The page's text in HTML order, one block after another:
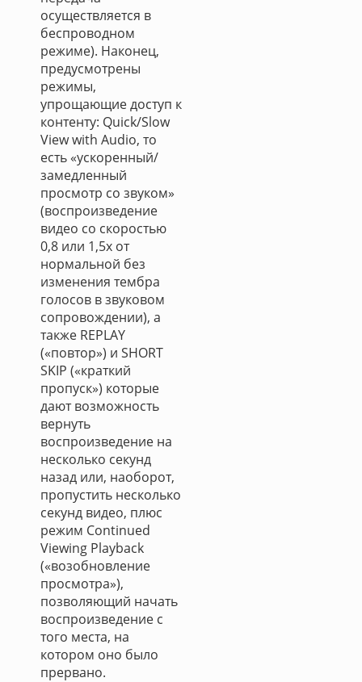
осуществляется в
беспроводном
режиме). Наконец,
предусмотрены
режимы,
упрощающие доступ к
контенту: Quick/Slow
View with Audio, то
есть «ускоренный/
замедленный
просмотр со звуком»
(воспроизведение
видео со скоростью
0,8 или 1,5х от
нормальной без
изменения тембра
голосов в звуковом
сопровождении), а
также REPLAY
(«повтор») и SHORT
SKIP («краткий
пропуск») которые
дают возможность
вернуть
воспроизведение на
несколько секунд
назад или, наоборот,
пропустить несколько
секунд видео, плюс
режим Continued
Viewing Playback
(«возобновление
просмотра»),
позволяющий начать
воспроизведение с
того места, на
котором оно было
прервано.